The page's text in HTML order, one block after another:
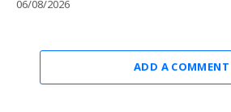
06/08/2026
ADD A COMMENT